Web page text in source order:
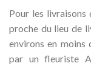
Pour les
proche du lieu de
environs en moins
par un fleuriste